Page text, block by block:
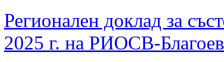
Регионален доклад за
2025 г. на РИОСВ-